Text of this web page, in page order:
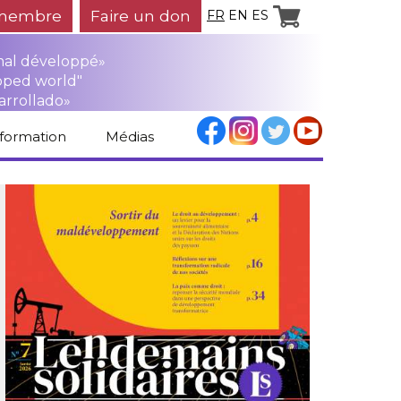
Faire un don FR EN ES
développé»
world"
Médias
Revue de presse